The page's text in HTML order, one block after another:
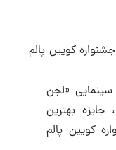
کویین پالم
سینمایی «لجن
جایزه بهترین
کویین پالم